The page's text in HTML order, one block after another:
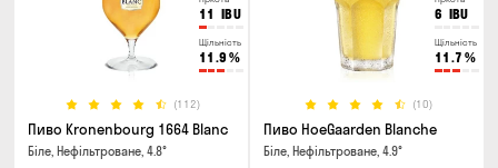
11 IBU
Щільність
11.9 %
(112)
Пиво Kronenbourg 1664 Blanc
Біле, Нефільтроване, 4.8°
6 IBU
Щільність
11.7 %
(10)
Пиво HoeGaarden Blanche
Біле, Нефільтроване, 4.9°